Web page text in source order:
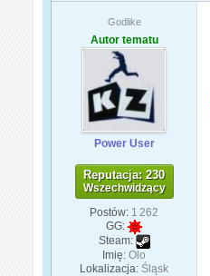
Godlike
Autor tematu
Power User
Reputacja: 230
Wszechwidzący
Postów: 1 262
GG:
Steam:
Imię: Olo
Lokalizacja: Śląsk